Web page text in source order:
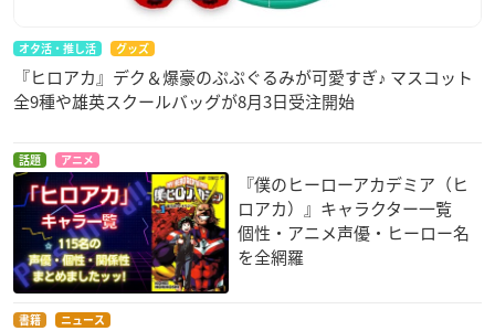
■ジャンプフェスタNAVI
幕張メッセ メーカーブース
■TVアニメ5期&劇場版ワールドヒーローズミッション原画展
■原作第243話扉絵 アニメビジュアル等身大再現エリア
【バンダイ／BANDAI SPIRITS】
■一番くじフィギュア展示
オタ活・推し活 グッズ
『ヒロアカ』デク＆爆豪のぷぷぐるみが可愛すぎ♪ マスコット
全9種や雄英スクールバッグが8月3日受注開始
話題 アニメ
『僕のヒーローアカデミア（ヒ
ロアカ）』キャラクター一覧
個性・アニメ声優・ヒーロー名
を全網羅
書籍 ニュース